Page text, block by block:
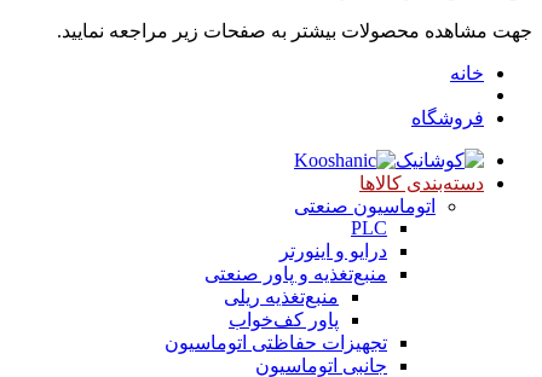
جهت مشاهده محصولات بیشتر به صفحات زیر مراجعه نمایید.
خانه
فروشگاه
دسته‌بندی کالاها
اتوماسیون صنعتی
PLC
درایو و اینورتر
منبع‌تغذیه و پاور صنعتی
منبع‌تغذیه ریلی
پاور کف‌خواب
تجهیزات حفاظتی اتوماسیون
جانبی اتوماسیون